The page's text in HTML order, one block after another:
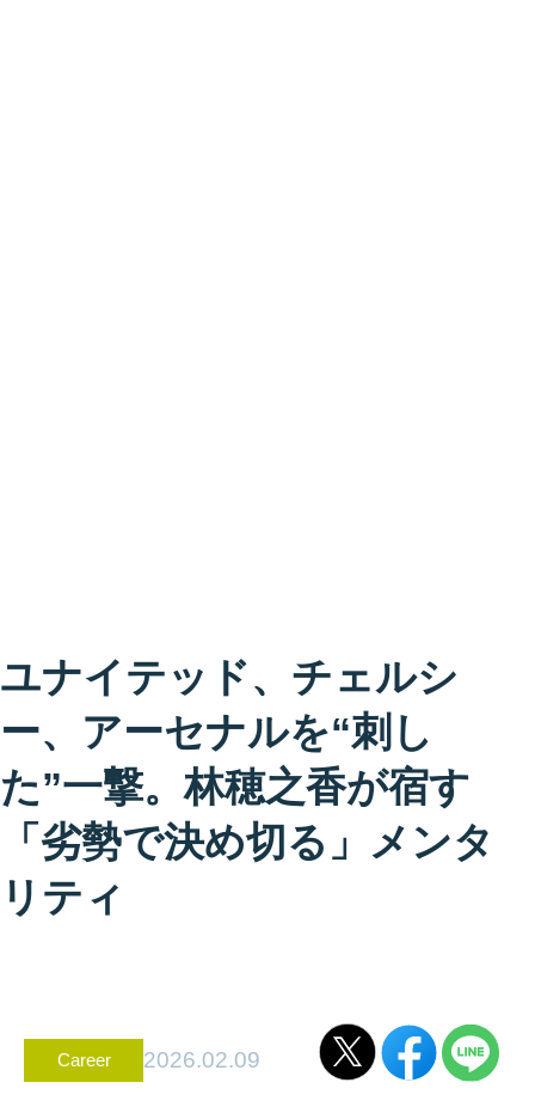
ユナイテッド、チェルシ
ー、アーセナルを“刺し
た”一撃。林穂之香が宿す
「劣勢で決め切る」メンタ
リティ
Career 2026.02.09